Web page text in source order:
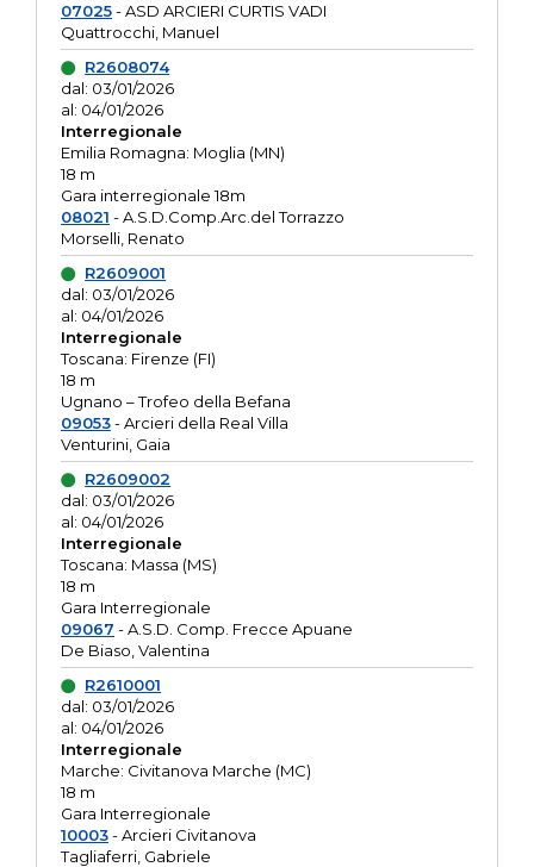
07025- ASD ARCIERI CURTIS VADI
Quattrocchi, Manuel
R2608074
dal: 03/01/2026
al: 04/01/2026
Interregionale
Emilia Romagna: Moglia (MN)
18 m
Gara interregionale 18m
08021 - A.S.D.Comp.Arc.del Torrazzo
Morselli, Renato
R2609001
dal: 03/01/2026
al: 04/01/2026
Interregionale
Toscana: Firenze (FI)
18 m
Ugnano – Trofeo della Befana
09053- Arcieri della Real Villa
Venturini, Gaia
R2609002
dal: 03/01/2026
al: 04/01/2026
Interregionale
Toscana: Massa (MS)
18 m
Gara Interregionale
09067 - A.S.D. Comp. Frecce Apuane
De Biaso, Valentina
R2610001
dal: 03/01/2026
al: 04/01/2026
Interregionale
Marche: Civitanova Marche (MC)
18 m
Gara Interregionale
10003- Arcieri Civitanova
Tagliaferri, Gabriele